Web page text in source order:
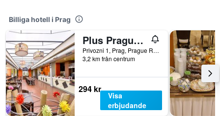
Billiga hotell i Prag
Plus Prague Hostel
Privozni 1, Prag, Prague Region, Tjeckien
3,2 km från centrum
294 kr
Visa
erbjudande